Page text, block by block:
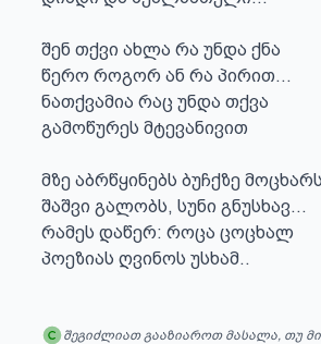
შენ თქვი ახლა რა უნდა ქნა
წერო როგორ ან რა პირით...
ნათქვამია რაც უნდა თქვა
გამოწურეს მტევანივით
მზე აბრწყინებს ბუჩქზე მოცხარს
შაშვი გალობს, სუნი გნუსხავ...
რამეს დაწერ: როცა ცოცხალ
პოეზიას ღვინოს უსხამ..
შეგიძლიათ გააზიაროთ მასალა, თუ